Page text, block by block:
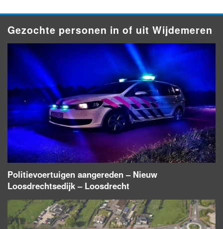
Gezochte personen in of uit Wijdemeren
Politievoertuigen aangereden – Nieuw
Loosdrechtsedijk – Loosdrecht